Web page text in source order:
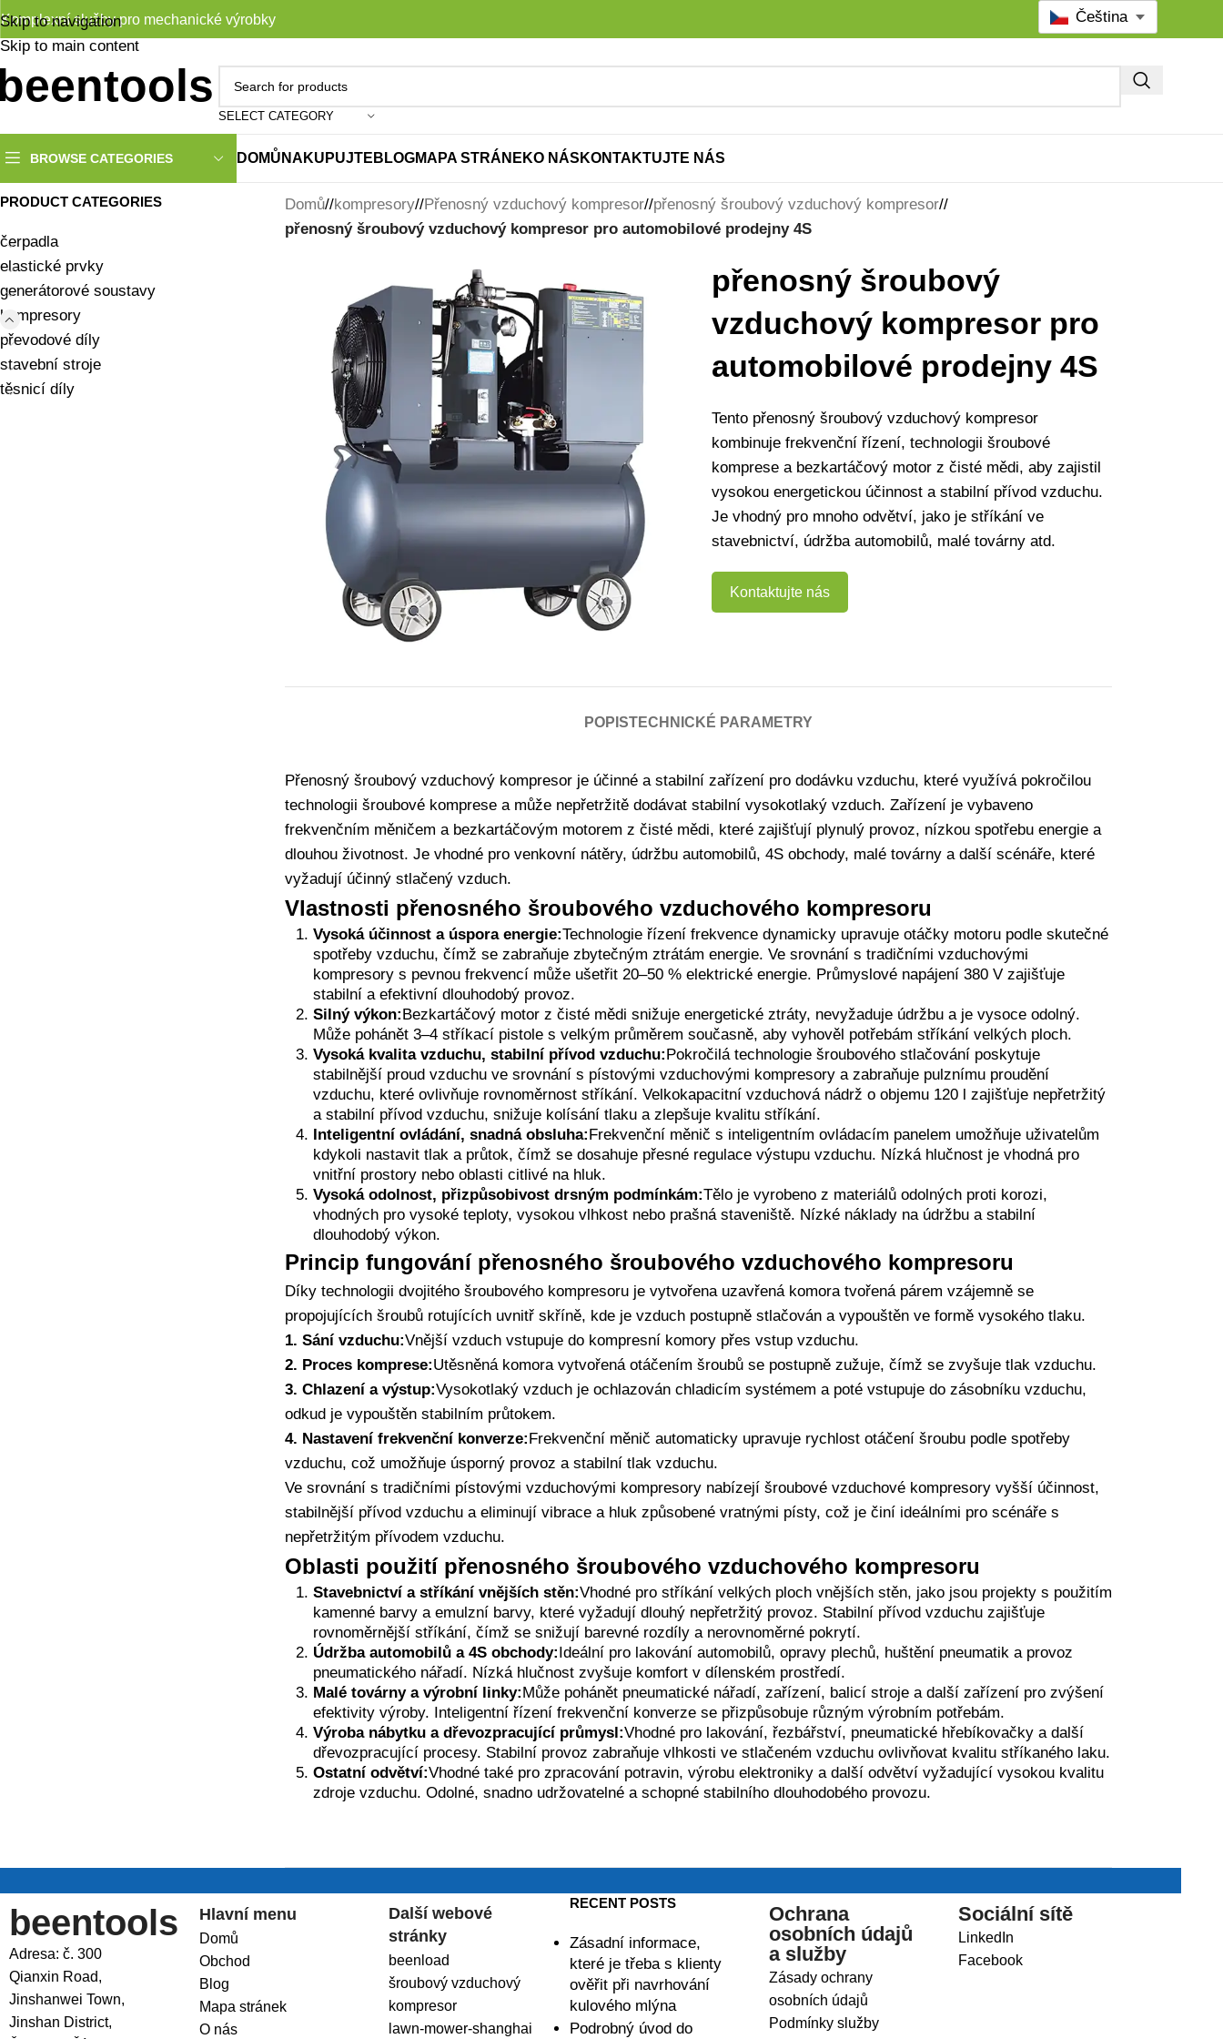
Skip to navigation
Skip to main content
Komplexní služby pro mechanické výrobky
SELECT CATEGORY
BROWSE CATEGORIES DOMŮ NAKUPUJTE BLOGMAPA STRÁNEKO NÁS KONTAKTUJTE NÁS
Čeština
PRODUCT CATEGORIES
čerpadla
elastické prvky
generátorové soustavy
kompresory
převodové díly
stavební stroje
těsnicí díly
Domů/ kompresory/ Přenosný vzduchový kompresor/ přenosný šroubový vzduchový kompresor/
přenosný šroubový vzduchový kompresor pro automobilové prodejny 4S
přenosný šroubový
vzduchový kompresor pro
automobilové prodejny 4S
Tento přenosný šroubový vzduchový kompresor
kombinuje frekvenční řízení, technologii šroubové
komprese a bezkartáčový motor z čisté mědi, aby zajistil
vysokou energetickou účinnost a stabilní přívod vzduchu.
Je vhodný pro mnoho odvětví, jako je stříkání ve
stavebnictví, údržba automobilů, malé továrny atd.
Kontaktujte nás
POPISTECHNICKÉ PARAMETRY
Přenosný šroubový vzduchový kompresor je účinné a stabilní zařízení pro dodávku vzduchu, které využívá pokročilou
technologii šroubové komprese a může nepřetržitě dodávat stabilní vysokotlaký vzduch. Zařízení je vybaveno
frekvenčním měničem a bezkartáčovým motorem z čisté mědi, které zajišťují plynulý provoz, nízkou spotřebu energie a
dlouhou životnost. Je vhodné pro venkovní nátěry, údržbu automobilů, 4S obchody, malé továrny a další scénáře, které
vyžadují účinný stlačený vzduch.
Vlastnosti přenosného šroubového vzduchového kompresoru
Vysoká účinnost a úspora energie:Technologie řízení frekvence dynamicky upravuje otáčky motoru podle skutečné
spotřeby vzduchu, čímž se zabraňuje zbytečným ztrátám energie. Ve srovnání s tradičními vzduchovými
kompresory s pevnou frekvencí může ušetřit 20–50 % elektrické energie. Průmyslové napájení 380 V zajišťuje
stabilní a efektivní dlouhodobý provoz.
Silný výkon: Bezkartáčový motor z čisté mědi snižuje energetické ztráty, nevyžaduje údržbu a je vysoce odolný.
Může pohánět 3–4 stříkací pistole s velkým průměrem současně, aby vyhověl potřebám stříkání velkých ploch.
Vysoká kvalita vzduchu, stabilní přívod vzduchu: Pokročilá technologie šroubového stlačování poskytuje
stabilnější proud vzduchu ve srovnání s pístovými vzduchovými kompresory a zabraňuje pulznímu proudění
vzduchu, které ovlivňuje rovnoměrnost stříkání. Velkokapacitní vzduchová nádrž o objemu 120 l zajišťuje nepřetržitý
a stabilní přívod vzduchu, snižuje kolísání tlaku a zlepšuje kvalitu stříkání.
Inteligentní ovládání, snadná obsluha: Frekvenční měnič s inteligentním ovládacím panelem umožňuje uživatelům
kdykoli nastavit tlak a průtok, čímž se dosahuje přesné regulace výstupu vzduchu. Nízká hlučnost je vhodná pro
vnitřní prostory nebo oblasti citlivé na hluk.
Vysoká odolnost, přizpůsobivost drsným podmínkám:Tělo je vyrobeno z materiálů odolných proti korozi,
vhodných pro vysoké teploty, vysokou vlhkost nebo prašná staveniště. Nízké náklady na údržbu a stabilní
dlouhodobý výkon.
Princip fungování přenosného šroubového vzduchového kompresoru
Díky technologii dvojitého šroubového kompresoru je vytvořena uzavřená komora tvořená párem vzájemně se
propojujících šroubů rotujících uvnitř skříně, kde je vzduch postupně stlačován a vypouštěn ve formě vysokého tlaku.
1. Sání vzduchu:Vnější vzduch vstupuje do kompresní komory přes vstup vzduchu.
2. Proces komprese:Utěsněná komora vytvořená otáčením šroubů se postupně zužuje, čímž se zvyšuje tlak vzduchu.
3. Chlazení a výstup:Vysokotlaký vzduch je ochlazován chladicím systémem a poté vstupuje do zásobníku vzduchu,
odkud je vypouštěn stabilním průtokem.
4. Nastavení frekvenční konverze: Frekvenční měnič automaticky upravuje rychlost otáčení šroubu podle spotřeby
vzduchu, což umožňuje úsporný provoz a stabilní tlak vzduchu.
Ve srovnání s tradičními pístovými vzduchovými kompresory nabízejí šroubové vzduchové kompresory vyšší účinnost,
stabilnější přívod vzduchu a eliminují vibrace a hluk způsobené vratnými písty, což je činí ideálními pro scénáře s
nepřetržitým přívodem vzduchu.
Oblasti použití přenosného šroubového vzduchového kompresoru
Stavebnictví a stříkání vnějších stěn:Vhodné pro stříkání velkých ploch vnějších stěn, jako jsou projekty s použitím
kamenné barvy a emulzní barvy, které vyžadují dlouhý nepřetržitý provoz. Stabilní přívod vzduchu zajišťuje
rovnoměrnější stříkání, čímž se snižují barevné rozdíly a nerovnoměrné pokrytí.
Údržba automobilů a 4S obchody: Ideální pro lakování automobilů, opravy plechů, huštění pneumatik a provoz
pneumatického nářadí. Nízká hlučnost zvyšuje komfort v dílenském prostředí.
Malé továrny a výrobní linky: Může pohánět pneumatické nářadí, zařízení, balicí stroje a další zařízení pro zvýšení
efektivity výroby. Inteligentní řízení frekvenční konverze se přizpůsobuje různým výrobním potřebám.
Výroba nábytku a dřevozpracující průmysl:Vhodné pro lakování, řezbářství, pneumatické hřebíkovačky a další
dřevozpracující procesy. Stabilní provoz zabraňuje vlhkosti ve stlačeném vzduchu ovlivňovat kvalitu stříkaného laku.
Ostatní odvětví:Vhodné také pro zpracování potravin, výrobu elektroniky a další odvětví vyžadující vysokou kvalitu
zdroje vzduchu. Odolné, snadno udržovatelné a schopné stabilního dlouhodobého provozu.
beentools
Adresa: č. 300
Qianxin Road,
Jinshanwei Town,
Jinshan District,
Hlavní menu
Domů
Obchod
Blog
Mapa stránek
O nás
Další webové
stránky
beenload
šroubový vzduchový
kompresor
lawn-mower-shanghai
RECENT POSTS
Zásadní informace,
které je třeba s klienty
ověřit při navrhování
kulového mlýna
Podrobný úvod do
Ochrana
osobních údajů
a služby
Zásady ochrany
osobních údajů
Podmínky služby
Sociální sítě
LinkedIn
Facebook